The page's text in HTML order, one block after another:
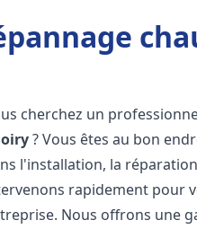
cherchez un
? Vous êtes au bon
l'installation, la
rapidement pour
Nous offrons une